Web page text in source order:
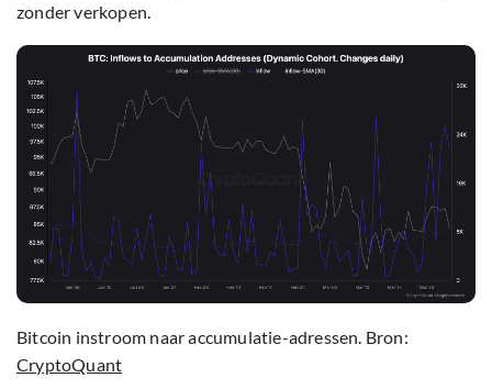
zonder verkopen.
Bitcoin instroom naar accumulatie-adressen. Bron:
CryptoQuant